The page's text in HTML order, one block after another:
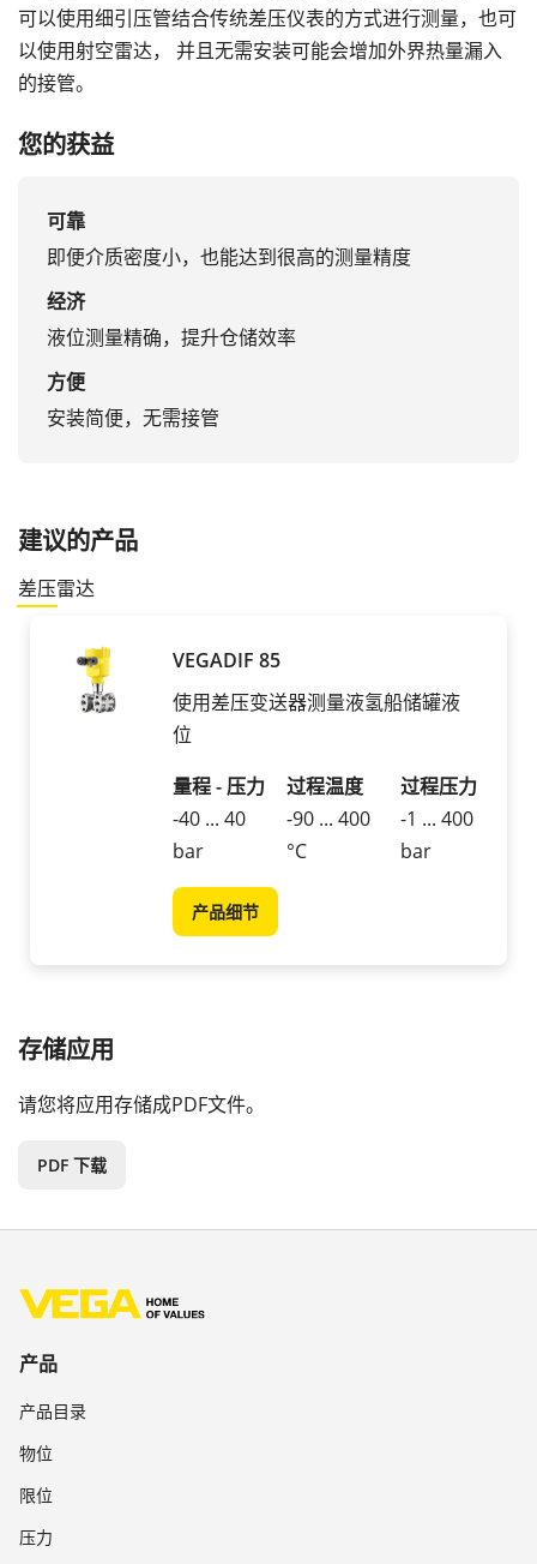
可以使用细引压管结合传统差压仪表的方式进行测量，也可
以使用射空雷达， 并且无需安装可能会增加外界热量漏入
的接管。
您的获益
可靠
即便介质密度小，也能达到很高的测量精度
经济
液位测量精确，提升仓储效率
方便
安装简便，无需接管
建议的产品
差压雷达
VEGADIF 85
使用差压变送器测量液氢船储罐液
位
量程 - 压力
-40 ... 40
bar
过程温度
-90 ... 400
°C
过程压力
-1 ... 400
bar
产品细节
存储应用
请您将应用存储成PDF文件。
PDF 下载
产品
产品目录
物位
限位
压力